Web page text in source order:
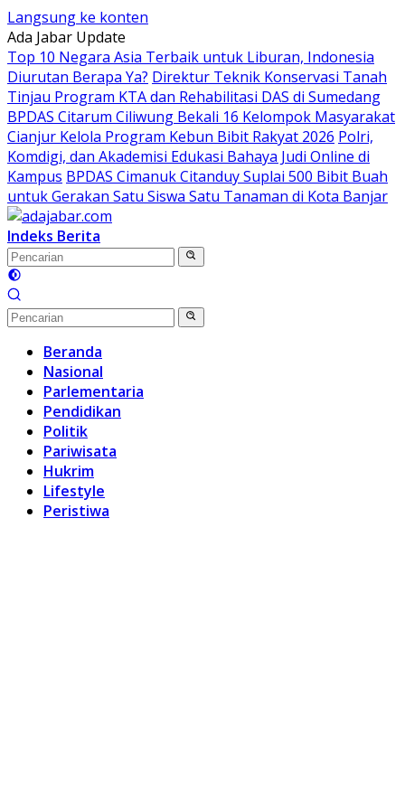
Langsung ke konten
Ada Jabar Update
Top 10 Negara Asia Terbaik untuk Liburan, Indonesia
Diurutan Berapa Ya? Direktur Teknik Konservasi Tanah
Tinjau Program KTA dan Rehabilitasi DAS di Sumedang
BPDAS Citarum Ciliwung Bekali 16 Kelompok Masyarakat
Cianjur Kelola Program Kebun Bibit Rakyat 2026 Polri,
Komdigi, dan Akademisi Edukasi Bahaya Judi Online di
Kampus BPDAS Cimanuk Citanduy Suplai 500 Bibit Buah
untuk Gerakan Satu Siswa Satu Tanaman di Kota Banjar
Indeks Berita
Beranda
Nasional
Parlementaria
Pendidikan
Politik
Pariwisata
Hukrim
Lifestyle
Peristiwa